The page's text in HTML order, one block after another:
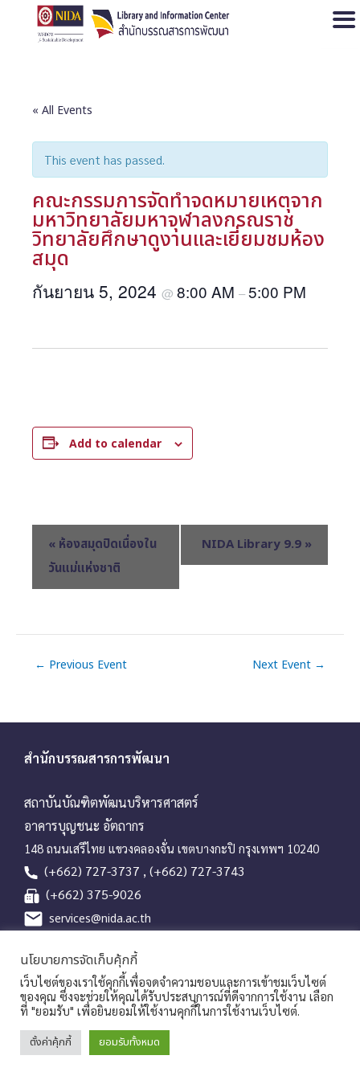
« All Events
This event has passed.
คณะกรรมการจัดทำจดหมายเหตุจาก
มหาวิทยาลัยมหาจุฬาลงกรณราช
วิทยาลัยศึกษาดูงานและเยี่ยมชมห้อง
สมุด
กันยายน 5, 2024 @ 8:00 AM –5:00 PM
Add to calendar
a
a
i
o
n
« ห้องสมุดปิดเนื่องใน
วันแม่แห่งชาติ
NIDA Library 9.9 »
← Previous Event Next Event →
สำนักบรรณสารการพัฒนา
สถาบันบัณฑิตพัฒนบริหารศาสตร์
อาคารบุญชนะ อัตถากร
148 ถนนเสรีไทย แขวงคลองจั่น เขตบางกะปิ กรุงเทพฯ 10240
(+662) 727-3737 , (+662) 727-3743
(+662) 375-9026
services@nida.ac.th
Line OA
Copyrights © 2026 Library and Information Center, NIDA
นโยบายการจัดเก็บคุ้กกี้
เว็บไซต์ของเราใช้คุกกี้เพื่อจดจำความชอบและการเข้าชมเว็บไซต์
ของคุณ ซึ่งจะช่วยให้คุณได้รับประสบการณ์ที่ดีจากการใช้งาน เลือก
ที่ "ยอมรับ" เพื่อยินยอมให้ใช้งานคุกกี้ในการใช้งานเว็บไซต์.
ตั้งค่าคุ้กกี้ ยอมรับทั้งหมด